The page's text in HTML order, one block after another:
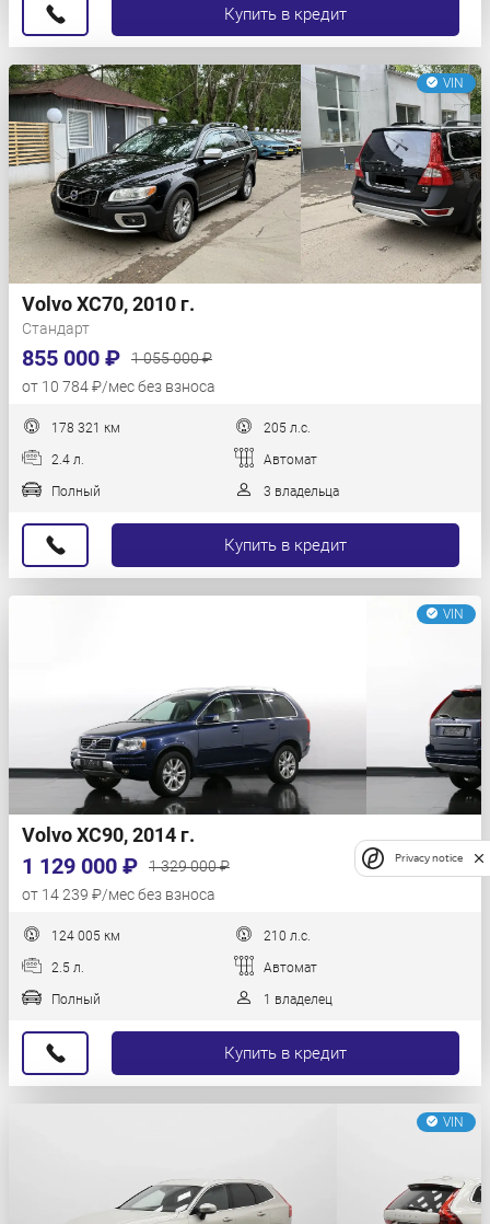
Купить в кредит
VIN
Volvo XC70, 2010 г.
Стандарт
855 000 ₽
1 055 000 ₽
от 10 784 ₽/мес без взноса
178 321 км 205 л.с.
2.4 л. Автомат
Полный 3 владельца
Купить в кредит
VIN
Volvo XC90, 2014 г.
1 129 000 ₽
1 329 000 ₽
от 14 239 ₽/мес без взноса
124 005 км 210 л.с.
2.5 л. Автомат
Полный 1 владелец
Купить в кредит
VIN
Privacy notice